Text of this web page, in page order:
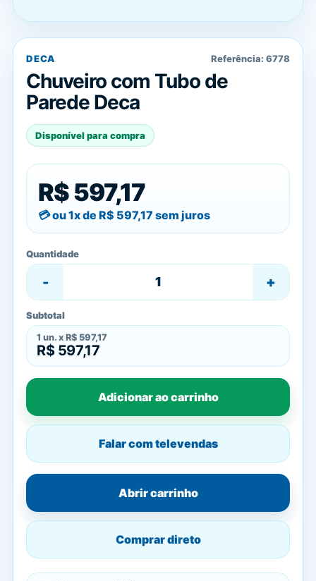
DECA Referência: 6778
Chuveiro com Tubo de
Parede Deca
Disponível para compra
R$ 597,17
ou 1x de R$ 597,17 sem juros
Quantidade
- +
Subtotal
1 un. x R$ 597,17
R$ 597,17
Adicionar ao carrinho
Falar com televendas
Abrir carrinho
Comprar direto